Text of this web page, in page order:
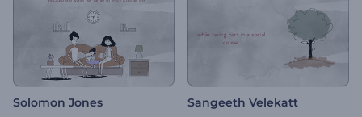
Solomon Jones Sangeeth Velekatt